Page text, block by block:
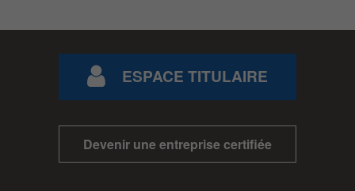
ESPACE TITULAIRE
Devenir une entreprise certifiée